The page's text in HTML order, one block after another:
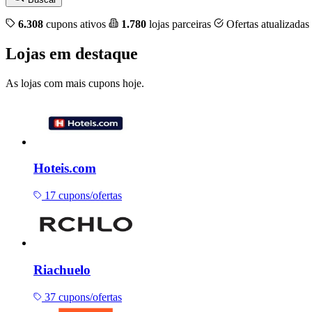
6.308 cupons ativos 1.780 lojas parceiras Ofertas atualizadas
Lojas em destaque
As lojas com mais cupons hoje.
Hoteis.com
17 cupons/ofertas
Riachuelo
37 cupons/ofertas